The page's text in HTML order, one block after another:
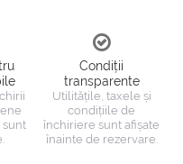
sunt
Condiții
transparente
Utilitățile, taxele și
condițiile de
închiriere sunt afișate
înainte de rezervare.